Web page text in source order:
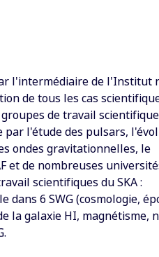
l'intermédiaire de l'Institut
de tous les cas
de travail
par l'étude des pulsars,
ondes gravitationnelles, le
et de nombreuses
scientifiques du SKA :
6 SWG (cosmologie,
la galaxie HI, magnétisme,